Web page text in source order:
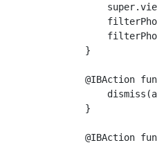
    }
@IBAction
    }
@IBAction